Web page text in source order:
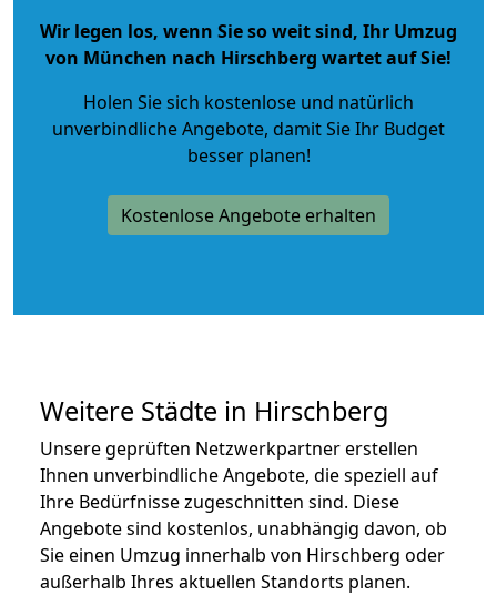
Wir legen los, wenn Sie so weit sind, Ihr Umzug
von München nach Hirschberg wartet auf Sie!
Holen Sie sich kostenlose und natürlich
unverbindliche Angebote, damit Sie Ihr Budget
besser planen!
Kostenlose Angebote erhalten
Weitere Städte in Hirschberg
Unsere geprüften Netzwerkpartner erstellen
Ihnen unverbindliche Angebote, die speziell auf
Ihre Bedürfnisse zugeschnitten sind. Diese
Angebote sind kostenlos, unabhängig davon, ob
Sie einen Umzug innerhalb von Hirschberg oder
außerhalb Ihres aktuellen Standorts planen.